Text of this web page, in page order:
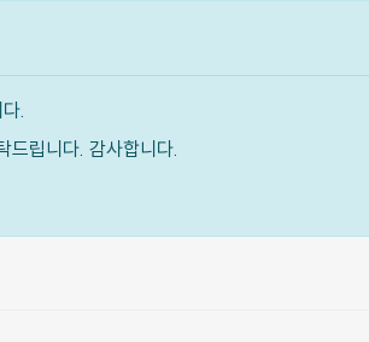
.
드립니다. 감사합니다.